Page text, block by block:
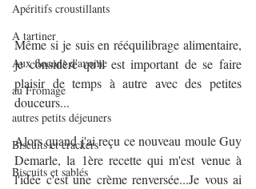
Apéritifs croustillants
A tartiner
Aux flocons d'avoine
au Fromage
autres petits déjeuners
Biscuits et crackers
Biscuits et sablés
Même si je suis en rééquilibrage alimentaire,
je considère qu'il est important de se faire
plaisir de temps à autre avec des petites
douceurs...
Alors quand j'ai reçu ce nouveau moule Guy
Demarle, la 1ère recette qui m'est venue à
l'idée c'est une crème renversée...Je vous ai